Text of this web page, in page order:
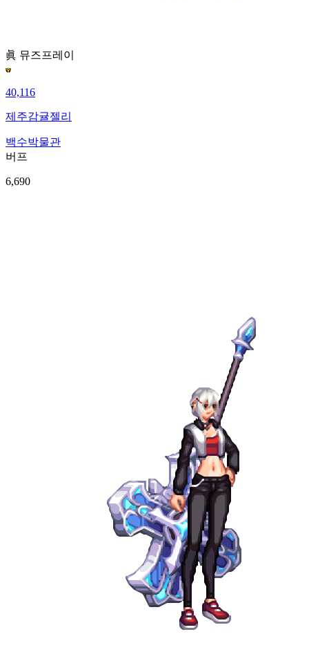
眞 뮤즈프레이
40,116
제주감귤젤리
백수박물관
버프
6,690